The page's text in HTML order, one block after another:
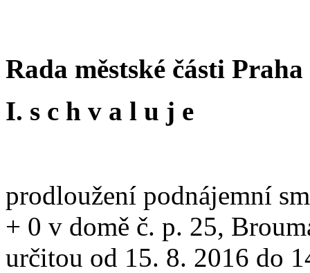
Rada městské části Praha
I. s c h v a l u j e
prodloužení podnájemní
+ 0 v domě č. p. 25,
určitou od 15. 8. 2016 do